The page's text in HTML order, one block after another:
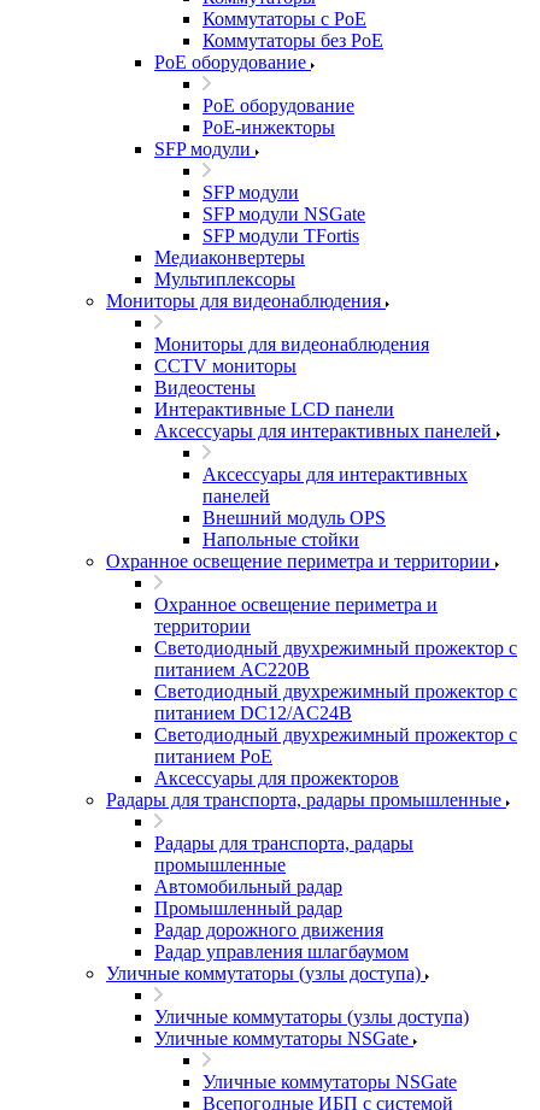
Коммутаторы с PoE
Коммутаторы без PoE
PoE оборудование
PoE оборудование
PoE-инжекторы
SFP модули
SFP модули
SFP модули NSGate
SFP модули TFortis
Медиаконвертеры
Мультиплексоры
Мониторы для видеонаблюдения
Мониторы для видеонаблюдения
CCTV мониторы
Видеостены
Интерактивные LCD панели
Аксессуары для интерактивных панелей
Аксессуары для интерактивных
панелей
Внешний модуль OPS
Напольные стойки
Охранное освещение периметра и территории
Охранное освещение периметра и
территории
Светодиодный двухрежимный прожектор с
питанием AC220В
Светодиодный двухрежимный прожектор с
питанием DC12/AC24В
Светодиодный двухрежимный прожектор с
питанием PoE
Аксессуары для прожекторов
Радары для транспорта, радары промышленные
Радары для транспорта, радары
промышленные
Автомобильный радар
Промышленный радар
Радар дорожного движения
Радар управления шлагбаумом
Уличные коммутаторы (узлы доступа)
Уличные коммутаторы (узлы доступа)
Уличные коммутаторы NSGate
Уличные коммутаторы NSGate
Всепогодные ИБП с системой